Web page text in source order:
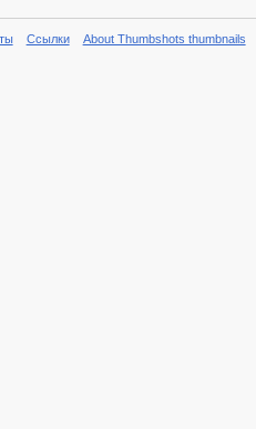
Ссылки About Thumbshots thumbnails